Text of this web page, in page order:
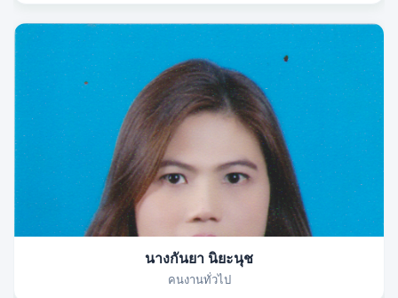
นางกันยา นิยะนุช
คนงานทั่วไป